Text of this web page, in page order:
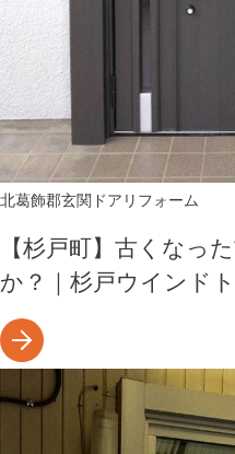
北葛飾郡玄関ドアリフォーム
【杉戸町】古くなっ
か？｜杉戸ウインド